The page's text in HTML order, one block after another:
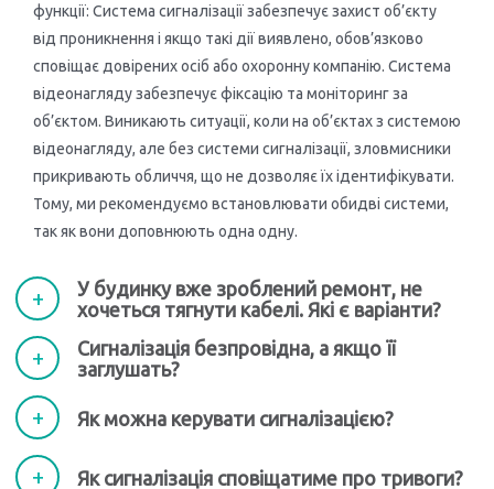
Принцип роботи бездротової сигналізації
Попри те, що сигнальні системи стали вже ледь не в
один ряд з телевізорами та пральними машинками,
складний з
технічної точки
Тож перш ніж
купити
сигналізацію
для дому,
радимо
ретельно
дослідити, що
функції: Система сигналізації забезпечує захист об’єкту
від проникнення і якщо такі дії виявлено, обов’язково
сповіщає довірених осіб або охоронну компанію. Система
відеонагляду забезпечує фіксацію та моніторинг за
об’єктом. Виникають ситуації, коли на об’єктах з системою
відеонагляду, але без системи сигналізації, зловмисники
прикривають обличчя, що не дозволяє їх ідентифікувати.
Тому, ми рекомендуємо встановлювати обидві системи,
так як вони доповнюють одна одну.
У будинку вже зроблений ремонт, не
хочеться тягнути кабелі. Які є варіанти?
Сигналізація безпровідна, а якщо її
заглушать?
Як можна керувати сигналізацією?
Як сигналізація сповіщатиме про тривоги?